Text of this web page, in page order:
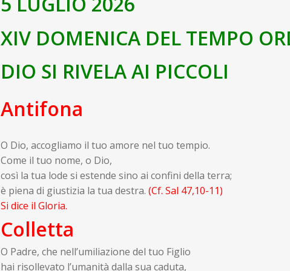
XIV DOMENICA DEL TEMPO
DIO SI RIVELA AI PICCOLI
Antifona
O Dio, accogliamo il tuo amore nel tuo tempio.
Come il tuo nome, o Dio,
così la tua lode si estende sino ai confini della terra;
è piena di giustizia la tua destra. (Cf. Sal 47,10-11)
Si dice il Gloria.
Colletta
O Padre, che nell’umiliazione del tuo Figlio
hai risollevato l’umanità dalla sua caduta,